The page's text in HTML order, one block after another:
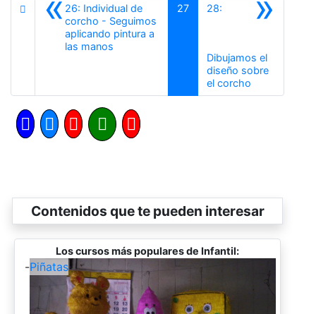
26: Individual de
corcho - Seguimos
aplicando pintura a
las manos
27 28:
Dibujamos el
diseño sobre
el corchoSiguiente
Contenidos que te pueden interesar
Los cursos más populares de Infantil:
-Piñatas